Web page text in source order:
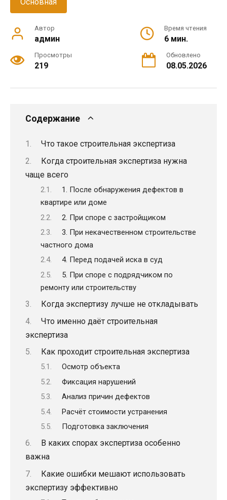
Автор
админ
Время чтения
6 мин.
Просмотры
219
Обновлено
08.05.2026
Содержание
Что такое строительная экспертиза
Когда строительная экспертиза нужна
чаще всего
1. После обнаружения дефектов в
квартире или доме
2. При споре с застройщиком
3. При некачественном строительстве
частного дома
4. Перед подачей иска в суд
5. При споре с подрядчиком по
ремонту или строительству
Когда экспертизу лучше не откладывать
Что именно даёт строительная
экспертиза
Как проходит строительная экспертиза
Осмотр объекта
Фиксация нарушений
Анализ причин дефектов
Расчёт стоимости устранения
Подготовка заключения
В каких спорах экспертиза особенно
важна
Какие ошибки мешают использовать
экспертизу эффективно